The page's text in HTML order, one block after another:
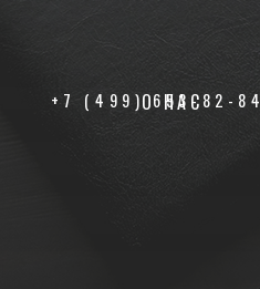
+7 (499) 653-82-84
О НАС